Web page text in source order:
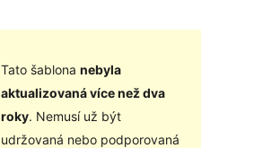
Tato šablona nebyla
aktualizovaná více než dva
roky. Nemusí už být
udržovaná nebo podporovaná